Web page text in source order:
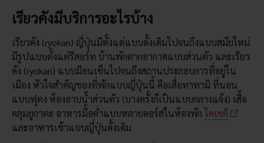
เรียวคังมีบริการอะไรบ้าง
เรียวคัง (ryokan) ญี่ปุ่นมีตั้งแต่แบบดั้งเดิมไปจนถึงแบบสมัยใหม่
มีรูปแบบตั้งแต่รีสอร์ท บ้านพักตากอากาศแบบส่วนตัว และเรียว
คัง (ryokan) แบบมีอนเซ็นไปจนถึงสถานประกอบการที่อยู่ใน
เมือง หัวใจสำคัญของที่พักแบบญี่ปุ่นนี้ คือเสื่อทาทามิ ที่นอน
แบบฟุตง ห้องอาบน้ำส่วนตัว (บางครั้งก็เป็นแบบกลางแจ้ง) เสื้อ
คลุมยูกาตะ อาหารมื้อค่ำแบบหลายคอร์สในห้องพัก ไคเซกิ
และอาหารเช้าแบบญี่ปุ่นดั้งเดิม